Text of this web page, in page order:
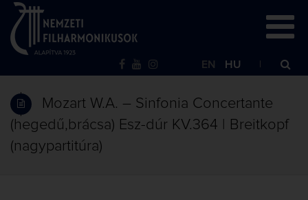
EN HU
Mozart W.A. – Sinfonia Concertante
(hegedű,brácsa) Esz-dúr KV.364 | Breitkopf
(nagypartitúra)